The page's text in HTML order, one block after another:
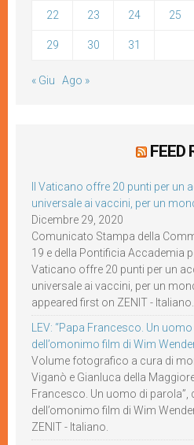
22 23 24 25
29 30 31
« Giu Ago »
FEED
Il Vaticano offre 20 punti per un
universale ai vaccini, per un
Dicembre 29, 2020
Comunicato Stampa della
19 e della Pontificia Accademia
Vaticano offre 20 punti per un
universale ai vaccini, per un
appeared first on ZENIT - Italiano.
LEV: “Papa Francesco. Un
dell’omonimo film di Wim
Volume fotografico a cura di
Viganò e Gianluca della
Francesco. Un uomo di parola”,
dell’omonimo film di Wim
ZENIT - Italiano.